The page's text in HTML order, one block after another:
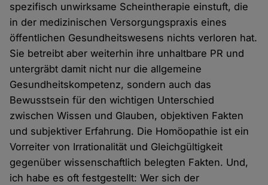
spezifisch unwirksame Scheintherapie einstuft, die
in der medizinischen Versorgungspraxis eines
öffentlichen Gesundheitswesens nichts verloren hat.
Sie betreibt aber weiterhin ihre unhaltbare PR und
untergräbt damit nicht nur die allgemeine
Gesundheitskompetenz, sondern auch das
Bewusstsein für den wichtigen Unterschied
zwischen Wissen und Glauben, objektiven Fakten
und subjektiver Erfahrung. Die Homöopathie ist ein
Vorreiter von Irrationalität und Gleichgültigkeit
gegenüber wissenschaftlich belegten Fakten. Und,
ich habe es oft festgestellt: Wer sich der